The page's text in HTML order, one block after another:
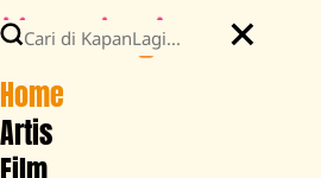
Home
Artis